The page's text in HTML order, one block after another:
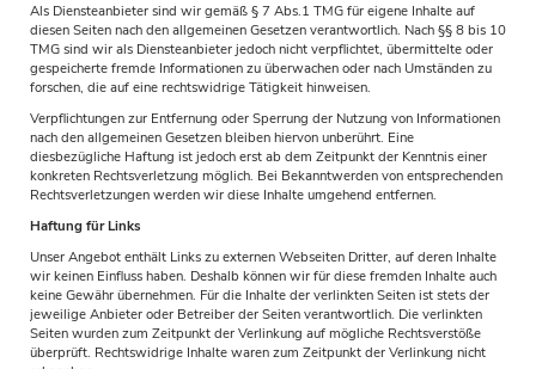
Als Diensteanbieter sind wir gemäß § 7 Abs.1 TMG für eigene Inhalte auf
diesen Seiten nach den allgemeinen Gesetzen verantwortlich. Nach §§ 8 bis 10
TMG sind wir als Diensteanbieter jedoch nicht verpflichtet, übermittelte oder
gespeicherte fremde Informationen zu überwachen oder nach Umständen zu
forschen, die auf eine rechtswidrige Tätigkeit hinweisen.
Verpflichtungen zur Entfernung oder Sperrung der Nutzung von Informationen
nach den allgemeinen Gesetzen bleiben hiervon unberührt. Eine
diesbezügliche Haftung ist jedoch erst ab dem Zeitpunkt der Kenntnis einer
konkreten Rechtsverletzung möglich. Bei Bekanntwerden von entsprechenden
Rechtsverletzungen werden wir diese Inhalte umgehend entfernen.
Haftung für Links
Unser Angebot enthält Links zu externen Webseiten Dritter, auf deren Inhalte
wir keinen Einfluss haben. Deshalb können wir für diese fremden Inhalte auch
keine Gewähr übernehmen. Für die Inhalte der verlinkten Seiten ist stets der
jeweilige Anbieter oder Betreiber der Seiten verantwortlich. Die verlinkten
Seiten wurden zum Zeitpunkt der Verlinkung auf mögliche Rechtsverstöße
überprüft. Rechtswidrige Inhalte waren zum Zeitpunkt der Verlinkung nicht